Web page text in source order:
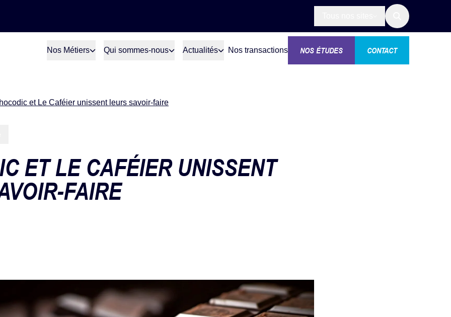
Nos Métiers Qui sommes-nous Actualités Nos transactions NOS ÉTUDES CONTACT
et Le Caféier unissent leurs savoir-faire
ET LE CAFÉIER UNISSENT
FAIRE